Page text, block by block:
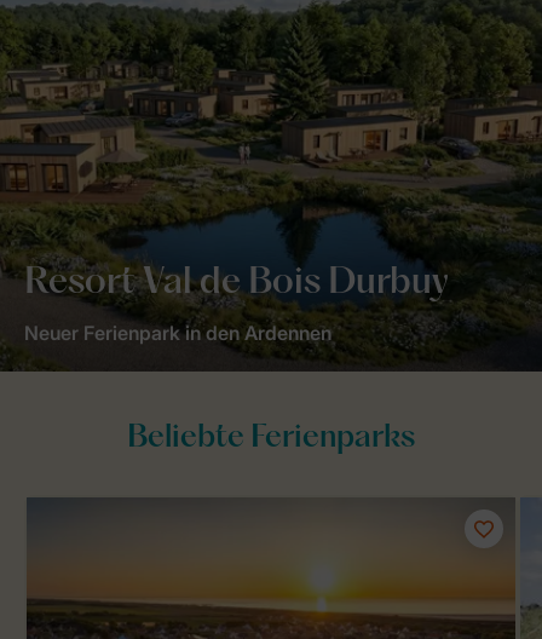
Resort Val de Bois Durbuy
Neuer Ferienpark in den Ardennen